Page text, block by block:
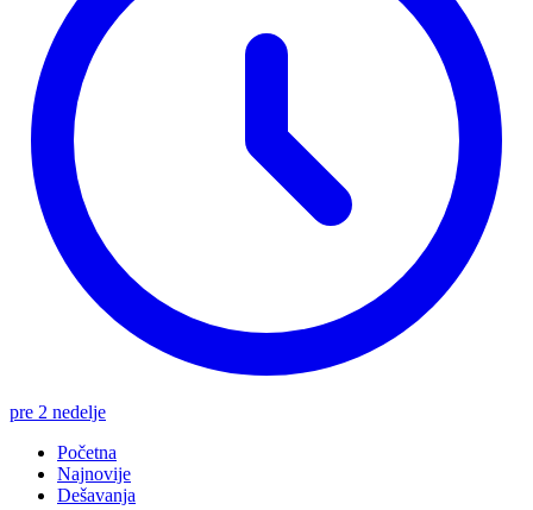
pre 2 nedelje
Početna
Najnovije
Dešavanja